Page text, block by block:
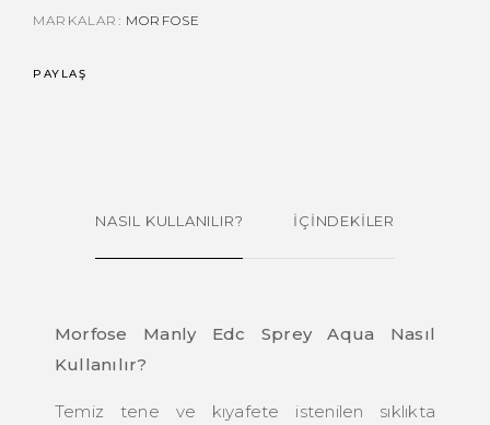
MARKALAR: MORFOSE
PAYLAŞ
NASIL KULLANILIR? İÇİNDEKİLER
Morfose Manly Edc Sprey Aqua Nasıl
Kullanılır?
Temiz tene ve kıyafete istenilen sıklıkta